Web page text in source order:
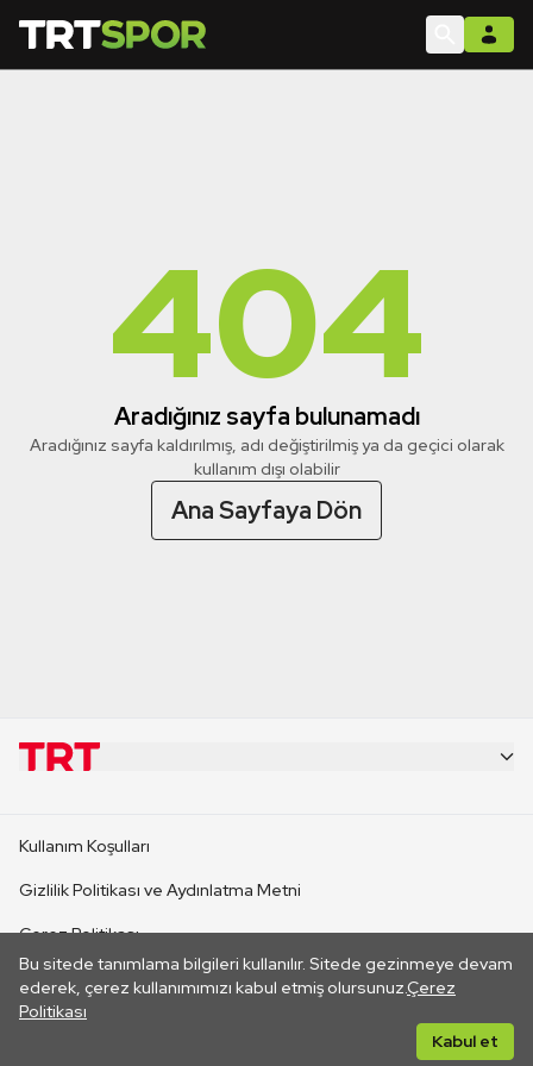
404
Aradığınız sayfa bulunamadı
Aradığınız sayfa kaldırılmış, adı değiştirilmiş ya da geçici olarak
kullanım dışı olabilir
Ana Sayfaya Dön
Bu sitede tanımlama bilgileri kullanılır. Sitede gezinmeye devam
ederek, çerez kullanımımızı kabul etmiş olursunuz.Çerez
Politikası
Kabul et
CANLI YAYINLAR
Kullanım Koşulları
Gizlilik Politikası ve Aydınlatma Metni
Çerez Politikası
İletişim
Her hakkı saklıdır. ©2026 TRT. Bağlantı yoluyla gidilen dış